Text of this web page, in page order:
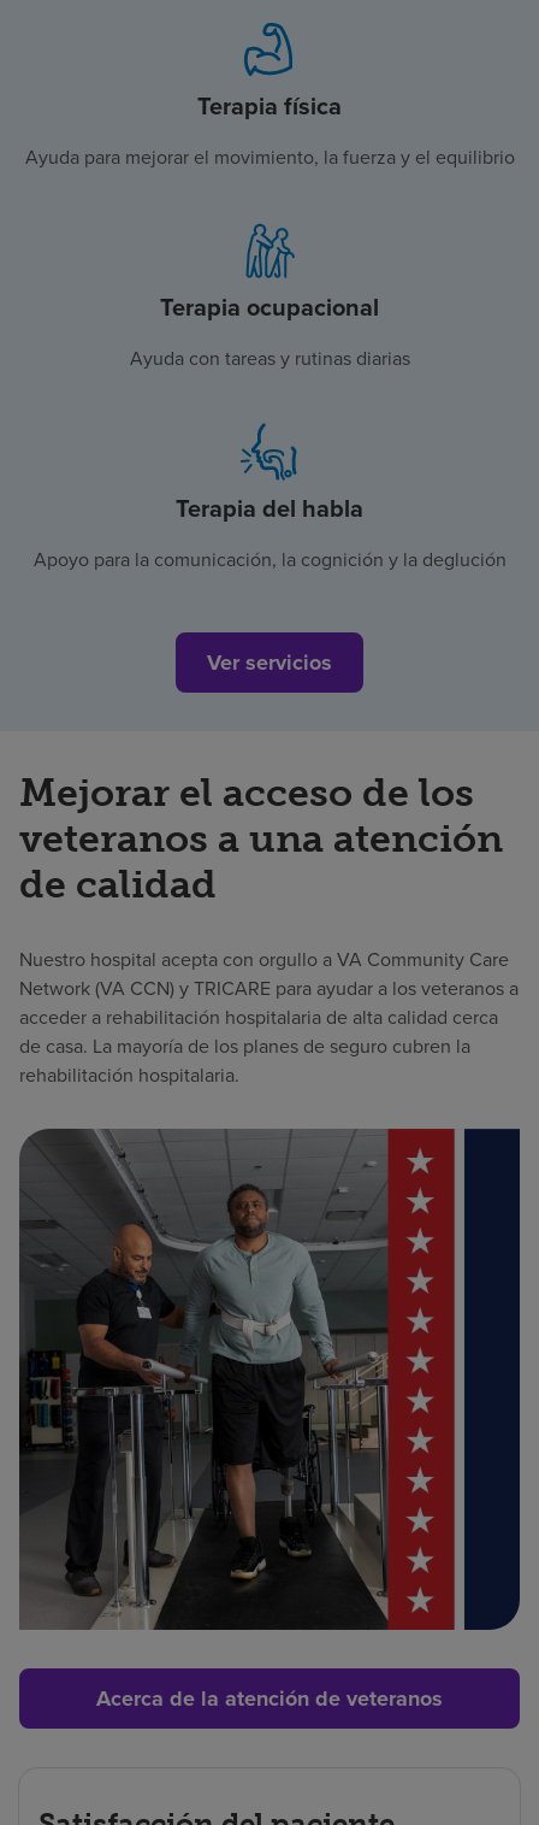
Terapia física
Ayuda para mejorar el movimiento, la fuerza y el equilibrio
Terapia ocupacional
Ayuda con tareas y rutinas diarias
Terapia del habla
Apoyo para la comunicación, la cognición y la deglución
Ver servicios
Mejorar el acceso de los
veteranos a una atención
de calidad
Nuestro hospital acepta con orgullo a VA Community Care
Network (VA CCN) y TRICARE para ayudar a los veteranos a
acceder a rehabilitación hospitalaria de alta calidad cerca
de casa. La mayoría de los planes de seguro cubren la
rehabilitación hospitalaria.
Acerca de la atención de veteranos